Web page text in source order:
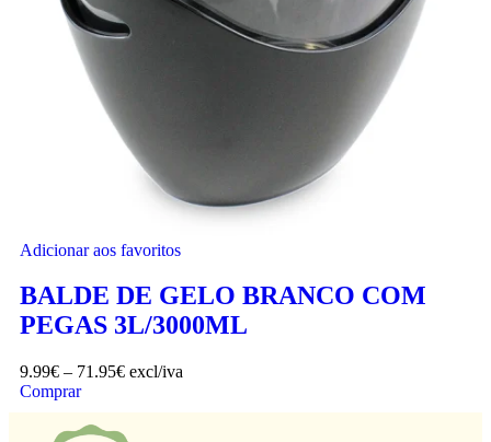
Adicionar aos favoritos
BALDE DE GELO BRANCO COM
PEGAS 3L/3000ML
9.99€ – 71.95€ excl/iva
Comprar